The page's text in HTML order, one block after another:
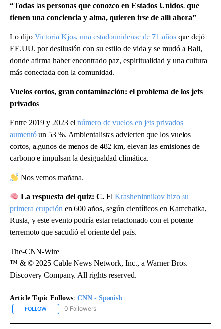
“Todas las personas que conozco en Estados Unidos, que
tienen una conciencia y alma, quieren irse de allí ahora”
Lo dijo Victoria Kjos, una estadounidense de 71 años que dejó
EE.UU. por desilusión con su estilo de vida y se mudó a Bali,
donde afirma haber encontrado paz, espiritualidad y una cultura
más conectada con la comunidad.
Vuelos cortos, gran contaminación: el problema de los jets
privados
Entre 2019 y 2023 el número de vuelos en jets privados
aumentó un 53 %. Ambientalistas advierten que los vuelos
cortos, algunos de menos de 482 km, elevan las emisiones de
carbono e impulsan la desigualdad climática.
Nos vemos mañana.
La respuesta del quiz: C.ElKrasheninnikov hizo su
primera erupción en 600 años, según científicos en Kamchatka,
Rusia, y este evento podría estar relacionado con el potente
terremoto que sacudió el oriente del país.
The-CNN-Wire
™ & © 2025 Cable News Network, Inc., a Warner Bros.
Discovery Company. All rights reserved.
Article Topic Follows: CNN - Spanish
FOLLOW FOLLOW "CNN - SPANISH" TO RECEIVE NOTIFICATIONS ABOUT
0 Followers